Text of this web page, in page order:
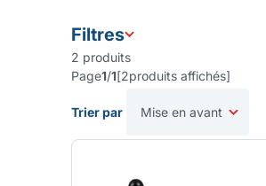
Filtres
2 produits
Page1/1[2produits affichés]
Trier par